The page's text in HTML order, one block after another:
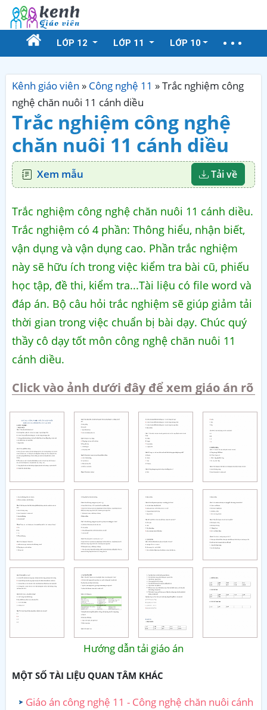
LỚP 12 LỚP 11 LỚP 10
Kênh giáo viên » Công nghệ 11 »Trắc nghiệm công
nghệ chăn nuôi 11 cánh diều
Trắc nghiệm công nghệ
chăn nuôi 11 cánh diều
Xem mẫu Tải về
Trắc nghiệm công nghệ chăn nuôi 11 cánh diều.
Trắc nghiệm có 4 phần: Thông hiểu, nhận biết,
vận dụng và vận dụng cao. Phần trắc nghiệm
này sẽ hữu ích trong việc kiểm tra bài cũ, phiếu
học tập, đề thi, kiểm tra...Tài liệu có file word và
đáp án. Bộ câu hỏi trắc nghiệm sẽ giúp giảm tải
thời gian trong việc chuẩn bị bài dạy. Chúc quý
thầy cô dạy tốt môn công nghệ chăn nuôi 11
cánh diều.
Click vào ảnh dưới đây để xem giáo án rõ
Hướng dẫn tải giáo án
MỘT SỐ TÀI LIỆU QUAN TÂM KHÁC
Giáo án công nghệ 11 - Công nghệ chăn nuôi cánh